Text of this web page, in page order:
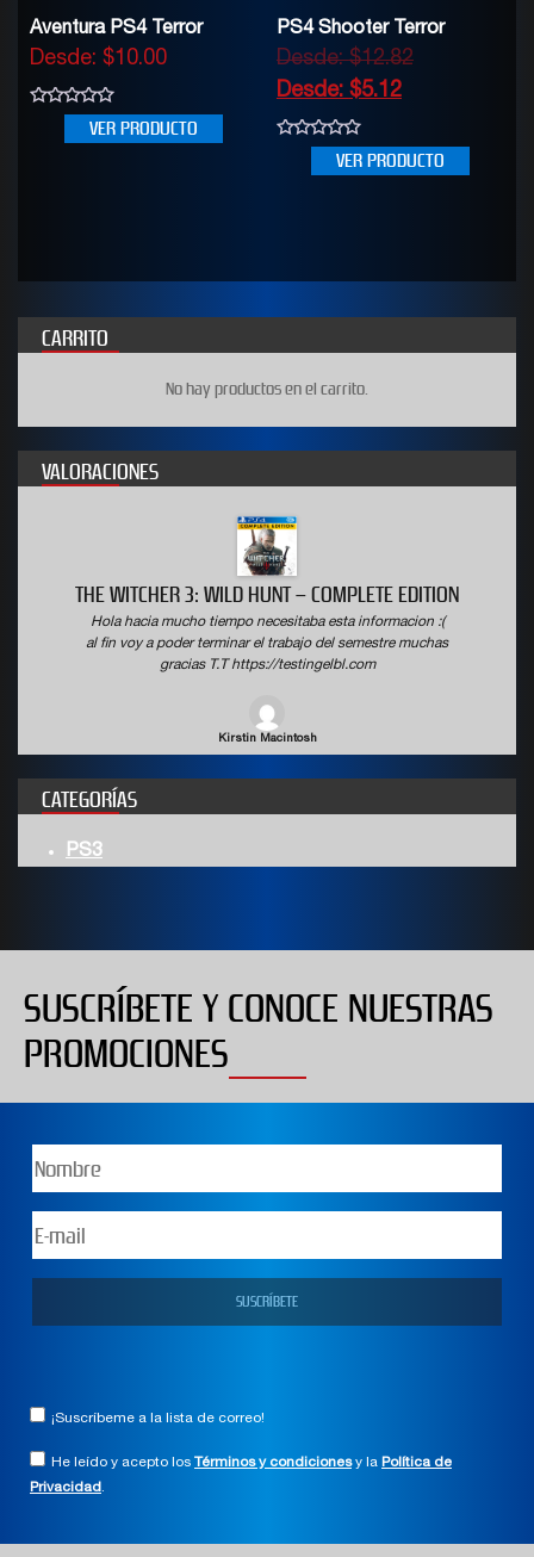
Aventura PS4 Terror
Desde: $10.00
VER PRODUCTO
PS4 Shooter Terror
Desde:$12.82
Desde: $5.12
VER PRODUCTO
CARRITO
No hay productos en el carrito.
VALORACIONES
WWE 2K19 DELUXE EDITION
Hola hacia mucho tiempo necesitaba esta informacion :(
al fin voy a poder terminar el trabajo del semestre muchas
gracias T.T https://testingelbl.com
Wyatt Boulware
CATEGORÍAS
PS3
SUSCRÍBETE Y CONOCE NUESTRAS
PROMOCIONES
¡Suscríbeme a la lista de correo!
He leído y acepto los Términos y condicionesy la Política de
Privacidad.